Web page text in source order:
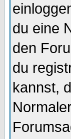
du eine
den
du
kannst,